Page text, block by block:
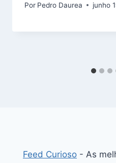
Por Pedro Daurea junho
Feed Curioso - As